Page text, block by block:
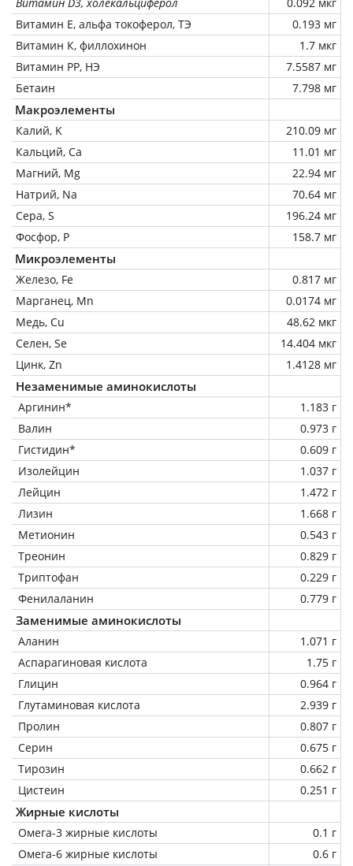
Витамин Е, альфа токоферол, ТЭ
0.193 мг
Витамин К, филлохинон
1.7 мкг
Витамин РР, НЭ
7.5587 мг
Бетаин
7.798 мг
Макроэлементы
Калий, K
210.09 мг
Кальций, Ca
11.01 мг
Магний, Mg
22.94 мг
Натрий, Na
70.64 мг
Сера, S
196.24 мг
Фосфор, P
158.7 мг
Микроэлементы
Железо, Fe
0.817 мг
Марганец, Mn
0.0174 мг
Медь, Cu
48.62 мкг
Селен, Se
14.404 мкг
Цинк, Zn
1.4128 мг
Незаменимые аминокислоты
Аргинин*
1.183 г
Валин
0.973 г
Гистидин*
0.609 г
Изолейцин
1.037 г
Лейцин
1.472 г
Лизин
1.668 г
Метионин
0.543 г
Треонин
0.829 г
Триптофан
0.229 г
Фенилаланин
0.779 г
Заменимые аминокислоты
Аланин
1.071 г
Аспарагиновая кислота
1.75 г
Глицин
0.964 г
Глутаминовая кислота
2.939 г
Пролин
0.807 г
Серин
0.675 г
Тирозин
0.662 г
Цистеин
0.251 г
Жирные кислоты
Омега-3 жирные кислоты
0.1 г
Омега-6 жирные кислоты
0.6 г